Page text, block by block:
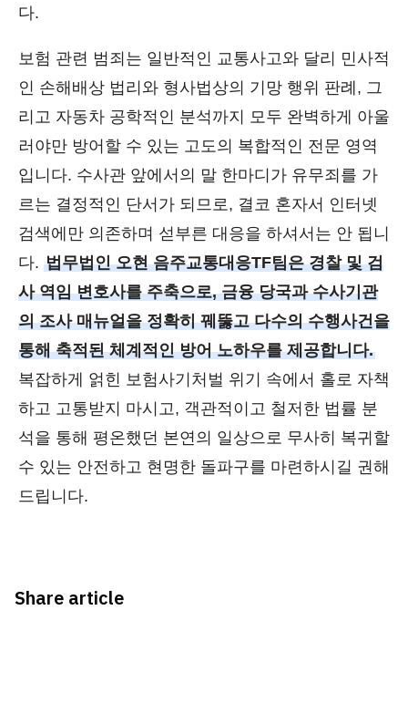
다.
보험 관련 범죄는 일반적인 교통사고와 달리 민사적
인 손해배상 법리와 형사법상의 기망 행위 판례, 그
리고 자동차 공학적인 분석까지 모두 완벽하게 아울
러야만 방어할 수 있는 고도의 복합적인 전문 영역
입니다. 수사관 앞에서의 말 한마디가 유무죄를 가
르는 결정적인 단서가 되므로, 결코 혼자서 인터넷
검색에만 의존하며 섣부른 대응을 하셔서는 안 됩니
다. 법무법인 오현 음주교통대응TF팀은 경찰 및 검
사 역임 변호사를 주축으로, 금융 당국과 수사기관
의 조사 매뉴얼을 정확히 꿰뚫고 다수의 수행사건을
통해 축적된 체계적인 방어 노하우를 제공합니다.
복잡하게 얽힌 보험사기처벌 위기 속에서 홀로 자책
하고 고통받지 마시고, 객관적이고 철저한 법률 분
석을 통해 평온했던 본연의 일상으로 무사히 복귀할
수 있는 안전하고 현명한 돌파구를 마련하시길 권해
드립니다.
Share article